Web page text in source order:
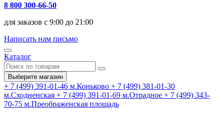
8 800 300-66-50
для заказов с 9:00 до 21:00
Написать нам письмо
Каталог
Выберите магазин
+ 7 (499) 391-01-46 м.Коньково + 7 (499) 381-01-30
м.Сходненская + 7 (499) 391-01-69 м.Отрадное + 7 (499) 343-
70-75 м.Преображенская площадь